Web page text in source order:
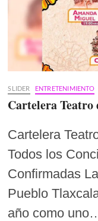
SLIDER ENTRETENIMIENTO
Cartelera Teatro
Cartelera
Todos los
Confirmadas
Pueblo
año como